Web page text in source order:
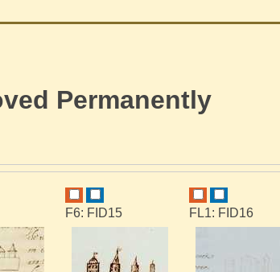
Permanently
F6: FID15 FL1: FID16